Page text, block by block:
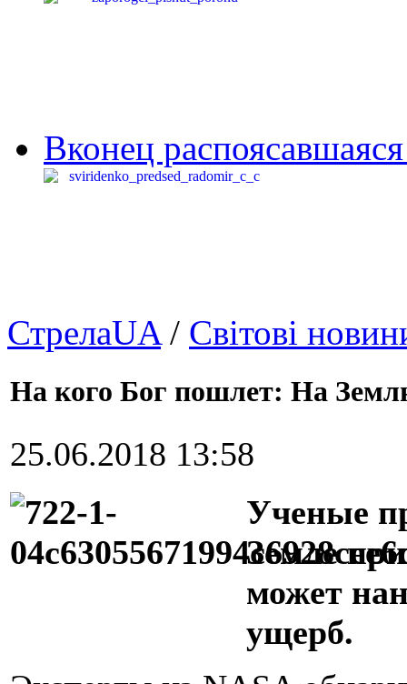
Вконец
СтрелаUA/ Світові
На кого Бог пошлет: На
25.06.2018 13:58
Ученые
Земле
может
ущерб.